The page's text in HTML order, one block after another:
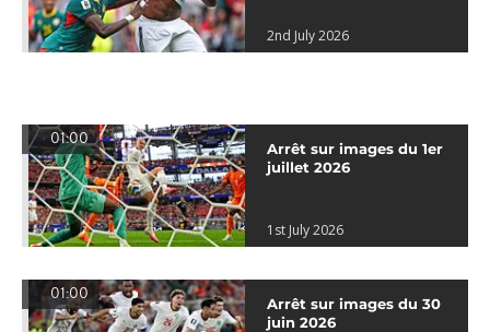
2nd July 2026
01:00
Arrêt sur images du 1er
juillet 2026
1st July 2026
01:00
Arrêt sur images du 30
juin 2026